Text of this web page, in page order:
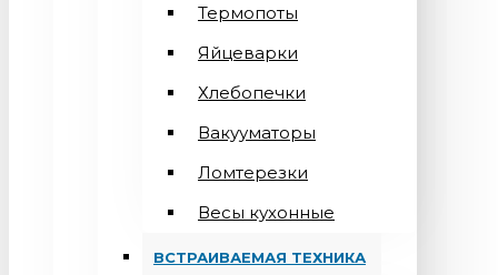
Термопоты
Яйцеварки
Хлебопечки
Вакууматоры
Ломтерезки
Весы кухонные
ВСТРАИВАЕМАЯ ТЕХНИКА